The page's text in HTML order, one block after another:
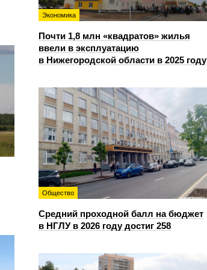
Экономика
Почти 1,8 млн «квадратов» жилья
ввели в эксплуатацию
в Нижегородской области в 2025 году
Общество
Средний проходной балл на бюджет
в НГЛУ в 2026 году достиг 258